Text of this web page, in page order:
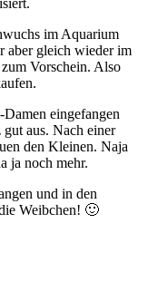
im Aquarium
aber gleich wieder im
Vorschein. Also
eingefangen
gut aus. Nach einer
den Kleinen. Naja
ja noch mehr.
und in den
Weibchen! 🙂